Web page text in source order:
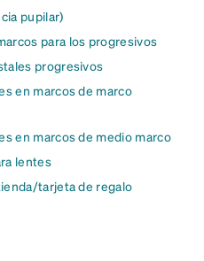
pupilar)
para los progresivos
progresivos
en marcos de marco
en marcos de medio marco
lentes
tarjeta de regalo